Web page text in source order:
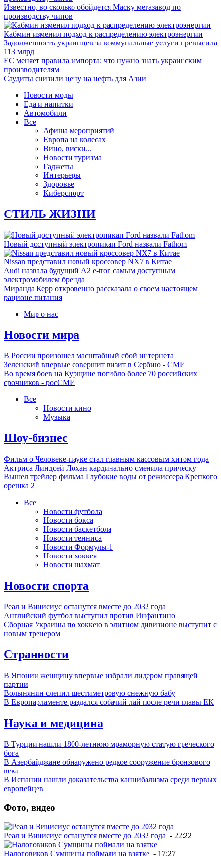
Известно, во сколько обойдется Маску мегазавод по
производству чипов
Кабмин изменил подход к распределению электроэнергии
Задолженность украинцев за коммунальные услуги превысила
113 млрд
ЕС меняет правила импорта: что нужно знать украинским
производителям
Саудиты снизили цену на нефть для Азии
Новости моды
Еда и напитки
Автомобили
Все
Афиша мероприятий
Европа на колесах
Вино, виски...
Новости туризма
Гаджеты
Интерьеры
Здоровье
Киберспорт
СТИЛЬ ЖИЗНИ
Новый доступный электропикап Ford назвали Fathom
Nissan представил новый кроссовер NX7 в Китае
Audi назвала будущий A2 e-tron самым доступным
электромобилем бренда
Миранда Керр откровенно рассказала о своем настоящем
рационе питания
Мир о нас
Новости мира
В России произошел масштабный сбой интернета
Зеленский впервые совершит визит в Сербию - СМИ
Во время боев на Курщине погибло более 70 российских
срочников - росСМИ
Все
Новости кино
Музыка
Шоу-бизнес
Фильм о Человеке-пауке стал главным кассовым хитом года
Актриса Линдсей Лохан кардинально сменила прическу
Вышел трейлер фильма Глубокие воды от режиссера Крепкого
орешка 2
Все
Новости футбола
Новости бокса
Новости баскетбола
Новости тенниса
Новости Формулы-1
Новости хоккея
Новости шахмат
Новости спорта
Реал и Винисиус останутся вместе до 2032 года
Английский футбол выступил против Инфантино
Сборная Украины по хоккею в элитном дивизионе выступит с
новым тренером
Странности
В Японии женщину впервые избрали лидером правящей
партии
Волынянин слепил шестиметровую снежную бабу
В Европарламенте раздался собачий лай после речи главы ЕК
Наука и медицина
В Турции нашли 1800-летнюю мраморную статую греческого
бога
В Азербайджане обнаружено редкое сооружение бронзового
века
В Испании нашли доказательства каннибализма среди первых
европейцев
Фото, видео
Реал и Винисиус останутся вместе до 2032 года - 22:22
Налоговиков Сумщины поймали на взятке - 17:27